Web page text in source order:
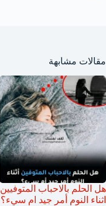
مقالات مشابهة
هل الحلم بالاحباب المتوفيين
اثناء النوم أمر جيد ام سيء؟